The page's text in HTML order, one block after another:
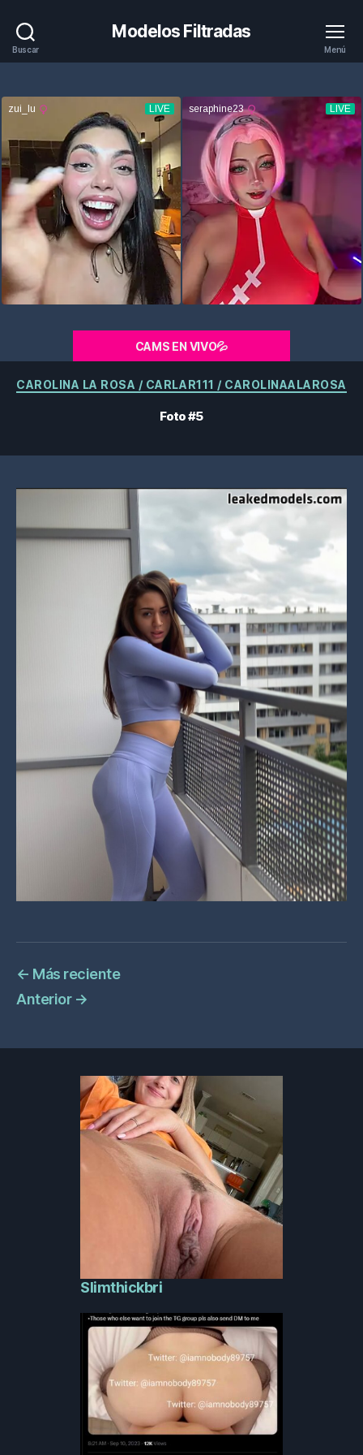
Buscar
Modelos Filtradas
Menú
CAMS EN VIVO💦
Categorías
CAROLINA LA ROSA / CARLAR111 / CAROLINAALAROSA
Foto #5
← Más reciente
Anterior →
Slimthickbri